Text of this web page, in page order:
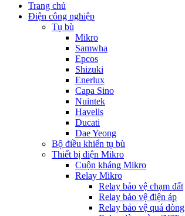
Trang chủ
Điện công nghiệp
Tụ bù
Mikro
Samwha
Epcos
Shizuki
Enerlux
Capa Sino
Nuintek
Havells
Ducati
Dae Yeong
Bộ điều khiển tụ bù
Thiết bị điện Mikro
Cuộn kháng Mikro
Relay Mikro
Relay bảo vệ chạm đất
Relay bảo vệ điện áp
Relay bảo vệ quá dòng